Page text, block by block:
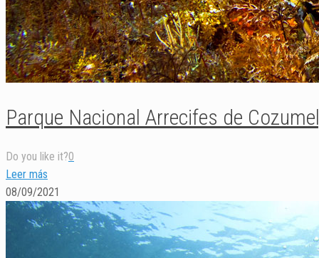
Parque Nacional Arrecifes de
Do you like it?0
Leer más
08/09/2021